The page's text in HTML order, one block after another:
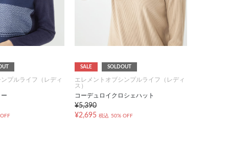
プルライフ（レディ
SALE SOLDOUT
エレメントオブシンプルライフ（レディ
ス）
コーデュロイクロシェハット
¥5,390
¥2,695 税込 50% OFF